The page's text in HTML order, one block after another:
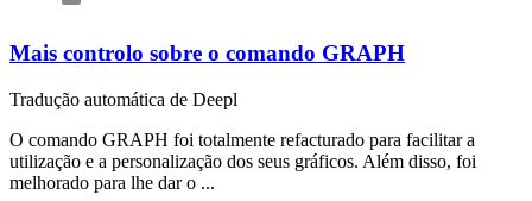
Mais controlo sobre o comando GRAPH
Tradução automática de Deepl
O comando GRAPH foi totalmente refacturado para facilitar a
utilização e a personalização dos seus gráficos. Além disso, foi
melhorado para lhe dar o ...